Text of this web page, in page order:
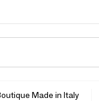
Made in Italy